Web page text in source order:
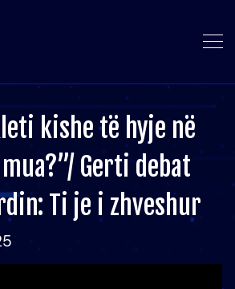
kishe të hyje në
Gerti debat
Ti je i zhveshur